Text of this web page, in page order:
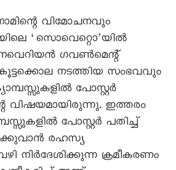
വിമോചനവും
‘സൊവെറ്റൊ’യിൽ
ഗവൺമെന്റ്
കൂട്ടക്കൊല നടത്തിയ സംഭവവും
പോസ്റ്റർ
വിഷയമായിരുന്നു. ഇത്തരം
പോസ്റ്റർ പതിച്ച്
രഹസ്യ
നിർദേശിക്കുന്ന ക്രമീകരണം